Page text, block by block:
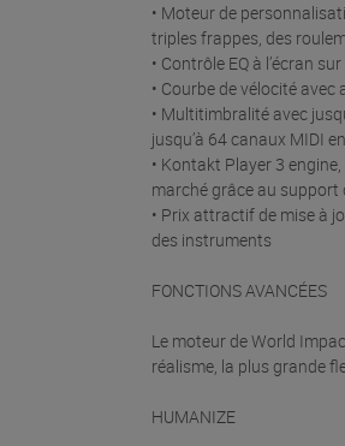
• Moteur de
triples frappes, des
• Contrôle EQ à l’écran
• Courbe de vélocité
• Multitimbralité avec
jusqu’à 64 canaux MIDI
• Kontakt Player 3
marché grâce au support
• Prix attractif de mise à
des instruments
FONCTIONS AVANCÉES
Le moteur de World
réalisme, la plus grande
HUMANIZE